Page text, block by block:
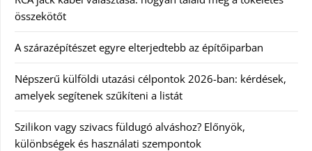
összekötőt
A szárazépítészet egyre elterjedtebb az építőiparban
Népszerű külföldi utazási célpontok 2026-ban: kérdések,
amelyek segítenek szűkíteni a listát
Szilikon vagy szivacs füldugó alváshoz? Előnyök,
különbségek és használati szempontok